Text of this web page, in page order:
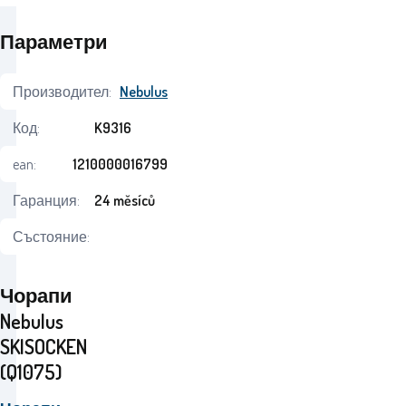
Чорапи
Nebulus
SKISOCKEN
(Q1075)
Параметри
Производител: Nebulus
Код:
K9316
ean:
1210000016799
Гаранция:
24 měsíců
Състояние: